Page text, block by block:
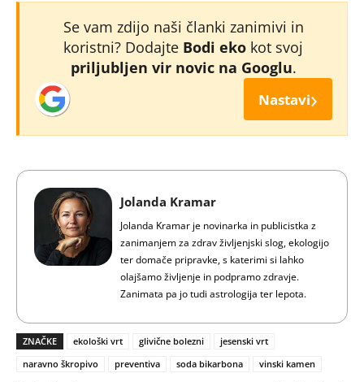
Se vam zdijo naši članki zanimivi in
koristni? Dodajte Bodi eko kot svoj
priljubljen vir novic na Googlu.
Nastavi›
Jolanda Kramar
Jolanda Kramar je novinarka in publicistka z
zanimanjem za zdrav življenjski slog, ekologijo
ter domače pripravke, s katerimi si lahko
olajšamo življenje in podpramo zdravje.
Zanimata pa jo tudi astrologija ter lepota.
ZNAČKE ekološki vrt glivične bolezni
jesenski vrt
naravno škropivo
preventiva soda bikarbona vinski kamen